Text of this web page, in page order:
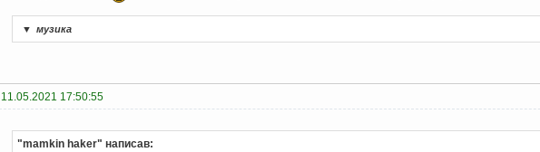
▼ музика
11.05.2021 17:50:55
"mamkin haker" написав: